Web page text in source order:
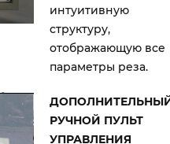
интуитивную
структуру,
отображающую все
параметры реза.
РУЧНОЙ ПУЛЬТ
УПРАВЛЕНИЯ